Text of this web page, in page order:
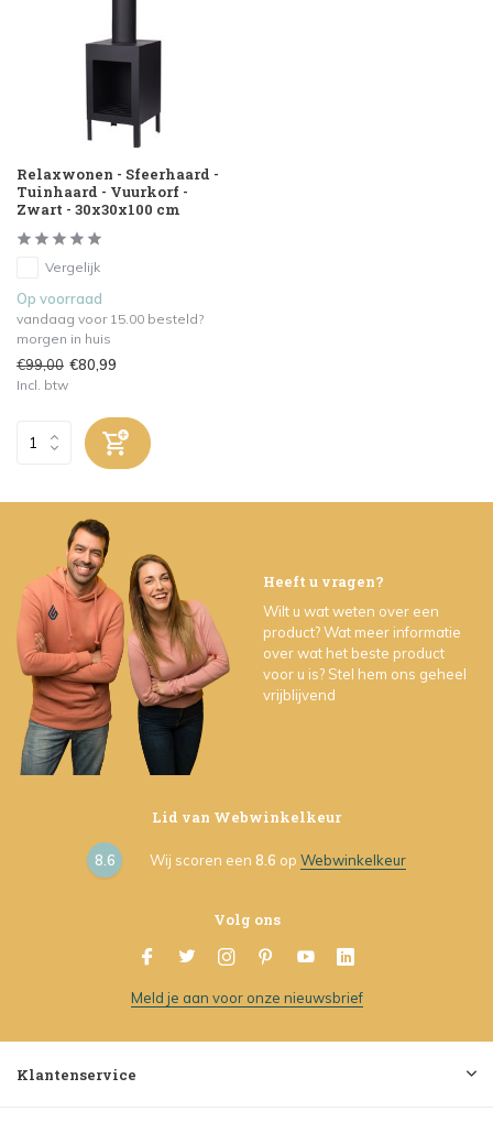
Relaxwonen - Sfeerhaard -
Tuinhaard - Vuurkorf -
Zwart - 30x30x100 cm
Vergelijk
Op voorraad
vandaag voor 15.00 besteld?
morgen in huis
€99,00 €80,99
Incl. btw
Heeft u vragen?
Wilt u wat weten over een
product? Wat meer informatie
over wat het beste product
voor u is? Stel hem ons geheel
vrijblijvend
Lid van Webwinkelkeur
8.6 Wij scoren een 8.6 op Webwinkelkeur
Volg ons
Meld je aan voor onze nieuwsbrief
Klantenservice